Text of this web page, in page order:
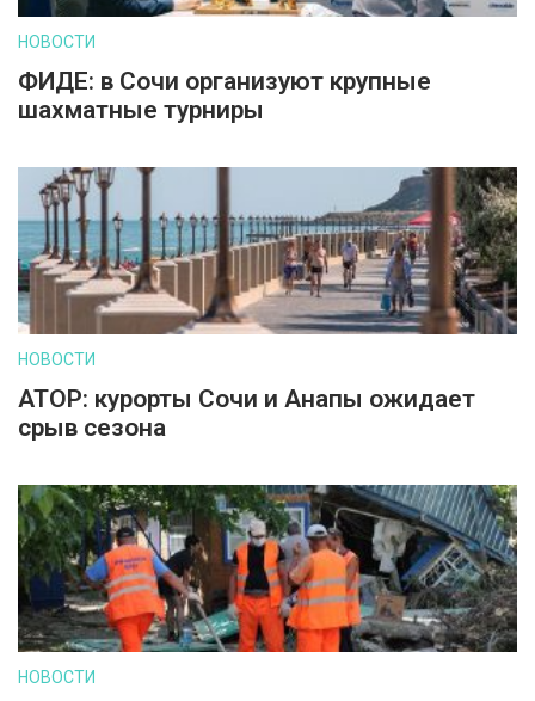
НОВОСТИ
ФИДЕ: в Сочи организуют крупные
шахматные турниры
НОВОСТИ
АТОР: курорты Сочи и Анапы ожидает
срыв сезона
НОВОСТИ